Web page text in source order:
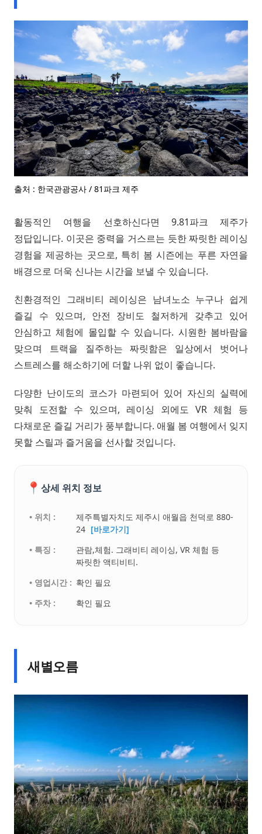
출처 : 한국관광공사 / 81파크 제주
활동적인 여행을 선호하신다면 9.81파크 제주가
정답입니다. 이곳은 중력을 거스르는 듯한 짜릿한 레이싱
경험을 제공하는 곳으로, 특히 봄 시즌에는 푸른 자연을
배경으로 더욱 신나는 시간을 보낼 수 있습니다.
친환경적인 그래비티 레이싱은 남녀노소 누구나 쉽게
즐길 수 있으며, 안전 장비도 철저하게 갖추고 있어
안심하고 체험에 몰입할 수 있습니다. 시원한 봄바람을
맞으며 트랙을 질주하는 짜릿함은 일상에서 벗어나
스트레스를 해소하기에 더할 나위 없이 좋습니다.
다양한 난이도의 코스가 마련되어 있어 자신의 실력에
맞춰 도전할 수 있으며, 레이싱 외에도 VR 체험 등
다채로운 즐길 거리가 풍부합니다. 애월 봄 여행에서 잊지
못할 스릴과 즐거움을 선사할 것입니다.
📍 상세 위치 정보
• 위치 :
제주특별자치도 제주시 애월읍 천덕로 880-
24 [바로가기]
• 특징 :
관람,체험. 그래비티 레이싱, VR 체험 등
짜릿한 액티비티.
• 영업시간 : 확인 필요
• 주차 :
확인 필요
새별오름